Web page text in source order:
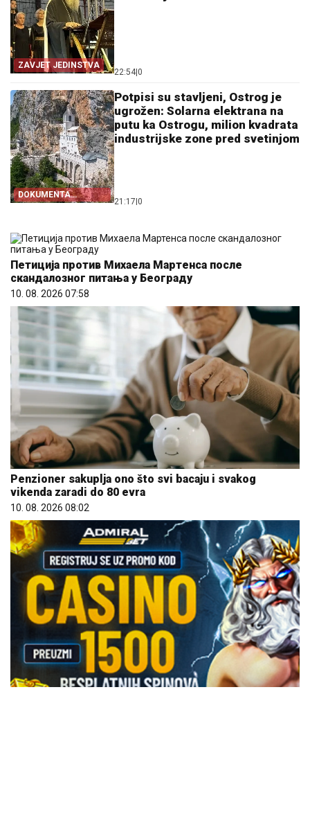
ZAVJET JEDINSTVA
22:54 0
DOKUMENTA
OTKRIVAJU
Potpisi su stavljeni, Ostrog je
ugrožen: Solarna elektrana na
putu ka Ostrogu, milion kvadrata
industrijske zone pred svetinjom
21:17 0
Петиција против Михаела Мартенса после
скандалозног питања у Београду
10. 08. 2026 07:58
Penzioner sakuplja ono što svi bacaju i svakog
vikenda zaradi do 80 evra
10. 08. 2026 08:02